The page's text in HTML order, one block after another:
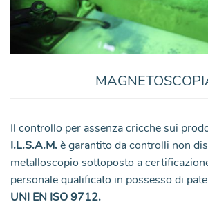
Il controllo per assenza cricche sui
I.L.S.A.M.è garantito da controlli non
metalloscopio sottoposto a
personale qualificato in possesso di
UNI EN ISO 9712.